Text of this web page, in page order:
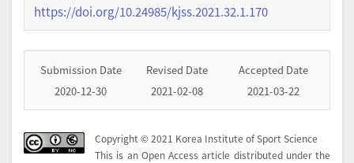
https://doi.org/10.24985/kjss.2021.32.1.170
Submission Date
2020-12-30
Revised Date
2021-02-08
Accepted Date
2021-03-22
Copyright © 2021 Korea Institute of Sport Science
This is an Open Access article distributed under the